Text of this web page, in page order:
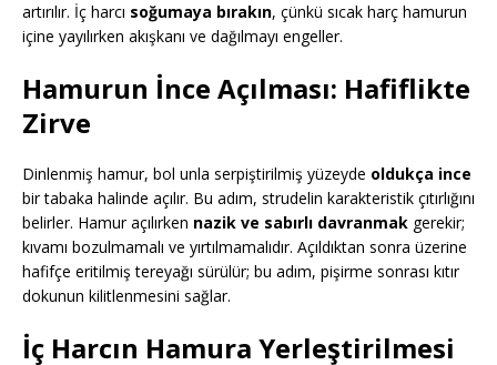
artırılır. İç harcı soğumaya bırakın, çünkü sıcak harç hamurun
içine yayılırken akışkanı ve dağılmayı engeller.
Hamurun İnce Açılması: Hafiflikte
Zirve
Dinlenmiş hamur, bol unla serpiştirilmiş yüzeyde oldukça ince
bir tabaka halinde açılır. Bu adım, strudelin karakteristik çıtırlığını
belirler. Hamur açılırken nazik ve sabırlı davranmak gerekir;
kıvamı bozulmamalı ve yırtılmamalıdır. Açıldıktan sonra üzerine
hafifçe eritilmiş tereyağı sürülür; bu adım, pişirme sonrası kıtır
dokunun kilitlenmesini sağlar.
İç Harcın Hamura Yerleştirilmesi